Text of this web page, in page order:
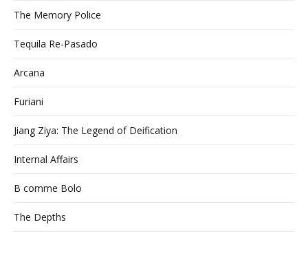
The Memory Police
Tequila Re-Pasado
Arcana
Furiani
Jiang Ziya: The Legend of Deification
Internal Affairs
B comme Bolo
The Depths